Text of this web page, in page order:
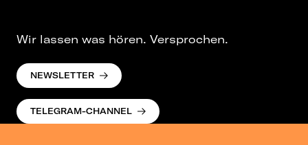
Wir lassen was hören. Versprochen.
NEWSLETTER
TELEGRAM-CHANNEL